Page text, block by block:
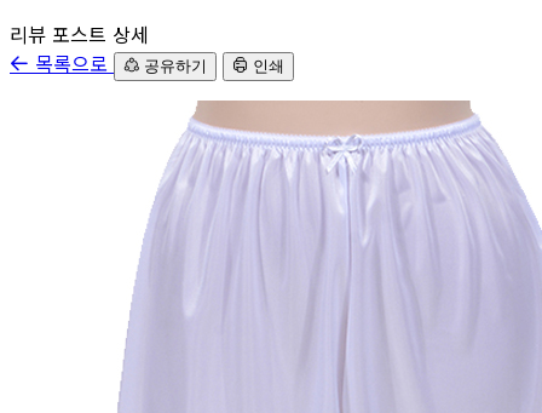
본문으로 바로가기
리뷰 포스트 상세
목록으로
공유하기 인쇄